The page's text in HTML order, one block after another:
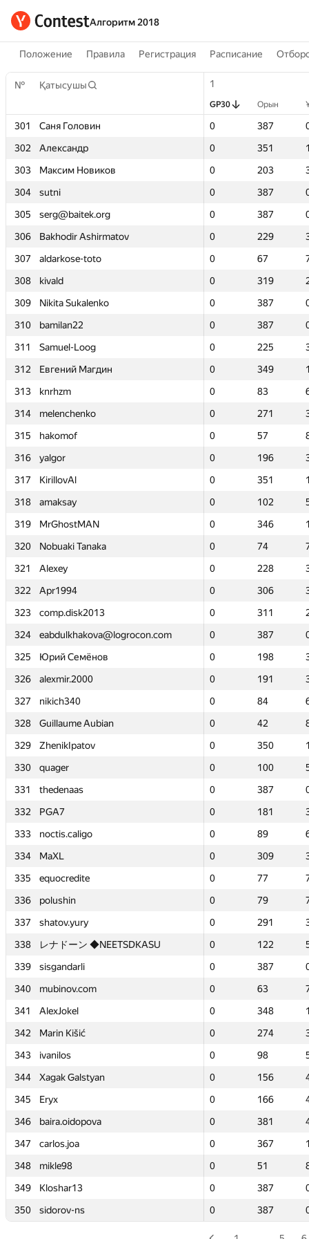
Алгоритм 2018
Положение Правила Регистрация Расписание
№ Қатысушы 1
GP30 Орын
301 Саня Головин 0 387
302
Александр 0 351
303
Максим Новиков 0 203
304
sutni 0 387
305
serg@baitek.org 0 387
306
Bakhodir Ashirmatov 0 229
307
aldarkose-toto 0 67
308
kivald 0 319
309
Nikita Sukalenko 0 387
310
bamilan22 0 387
311
Samuel-Loog 0 225
312
Евгений Магдин 0 349
313
knrhzm 0 83
314
melenchenko 0 271
315
hakomof 0 57
316
yalgor 0 196
317
KirillovAl 0 351
318
amaksay 0 102
319
MrGhostMAN 0 346
320
Nobuaki Tanaka 0 74
321
Alexey 0 228
322
Apr1994 0 306
323
comp.disk2013 0 311
324
eabdulkhakova@logrocon.com 0 387
325
Юрий Семёнов 0 198
326
alexmir.2000 0 191
327
nikich340 0 84
328
Guillaume Aubian 0 42
329
ZhenikIpatov 0 350
330
quager 0 100
331
thedenaas 0 387
332
PGA7 0 181
333
noctis.caligo 0 89
334
MaXL 0 309
335
equocredite 0 77
336
polushin 0 79
337
shatov.yury 0 291
338
レナドーン ◆NEETSDKASU 0 122
339
sisgandarli 0 387
340
mubinov.com 0 63
341
AlexJokel 0 348
342
Marin Kišić 0 274
343
ivanilos 0 98
344
Xagak Galstyan 0 156
345
Eryx 0 166
346
baira.oidopova 0 381
347
carlos.joa 0 367
348
mikle98 0 51
349
Kloshar13 0 387
350
sidorov-ns 0 387
№ Қатысушы 1
GP30 Орын
301 Саня Головин 0 387
302
Александр 0 351
303
Максим Новиков 0 203
304
sutni 0 387
305
serg@baitek.org 0 387
306
Bakhodir Ashirmatov 0 229
307
aldarkose-toto 0 67
308
kivald 0 319
309
Nikita Sukalenko 0 387
310
bamilan22 0 387
311
Samuel-Loog 0 225
312
Евгений Магдин 0 349
313
knrhzm 0 83
314
melenchenko 0 271
315
hakomof 0 57
316
yalgor 0 196
317
KirillovAl 0 351
318
amaksay 0 102
319
MrGhostMAN 0 346
320
Nobuaki Tanaka 0 74
321
Alexey 0 228
322
Apr1994 0 306
323
comp.disk2013 0 311
324
eabdulkhakova@logrocon.com 0 387
325
Юрий Семёнов 0 198
326
alexmir.2000 0 191
327
nikich340 0 84
328
Guillaume Aubian 0 42
329
ZhenikIpatov 0 350
330
quager 0 100
331
thedenaas 0 387
332
PGA7 0 181
333
noctis.caligo 0 89
334
MaXL 0 309
335
equocredite 0 77
336
polushin 0 79
337
shatov.yury 0 291
338
レナドーン ◆NEETSDKASU 0 122
339
sisgandarli 0 387
340
mubinov.com 0 63
341
AlexJokel 0 348
342
Marin Kišić 0 274
343
ivanilos 0 98
344
Xagak Galstyan 0 156
345
Eryx 0 166
346
baira.oidopova 0 381
347
carlos.joa 0 367
348
mikle98 0 51
349
Kloshar13 0 387
350
sidorov-ns 0 387